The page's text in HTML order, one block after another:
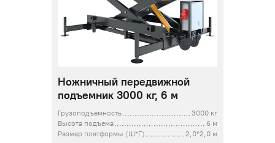
Ножничный передвижной
подъемник 3000 кг, 6 м
Грузоподъемность
3000 кг
Высота подъема
6 м
Размер платформы (Ш*Г)
2,0*2,0 м